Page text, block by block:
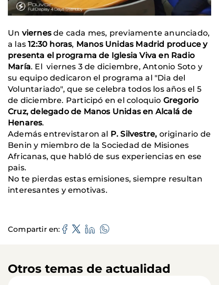
Un viernesde cada mes, previamente anunciado,
a las12:30 horas, Manos Unidas Madrid produce y
presenta el programa de Iglesia Viva en Radio
María. El viernes 3 de diciembre, Antonio Soto y
su equipo dedicaron el programa al "Dia del
Voluntariado", que se celebra todos los años el 5
de diciembre. Participó en el coloquio Gregorio
Cruz, delegado de Manos Unidas en Alcalá de
Henares.
Además entrevistaron al P. Silvestre, originario de
Benin y miembro de la Sociedad de Misiones
Africanas, que habló de sus experiencias en ese
pais.
No te pierdas estas emisiones, siempre resultan
interesantes y emotivas.
Compartir en
Otros temas de actualidad